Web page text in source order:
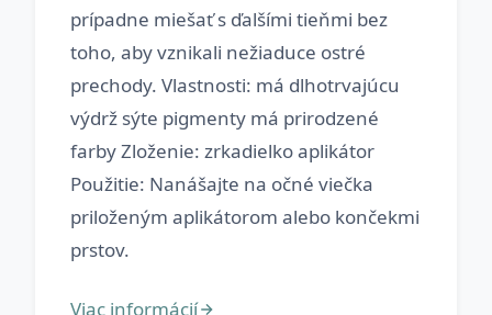
prípadne miešať s ďalšími tieňmi bez
toho, aby vznikali nežiaduce ostré
prechody. Vlastnosti: má dlhotrvajúcu
výdrž sýte pigmenty má prirodzené
farby Zloženie: zrkadielko aplikátor
Použitie: Nanášajte na očné viečka
priloženým aplikátorom alebo končekmi